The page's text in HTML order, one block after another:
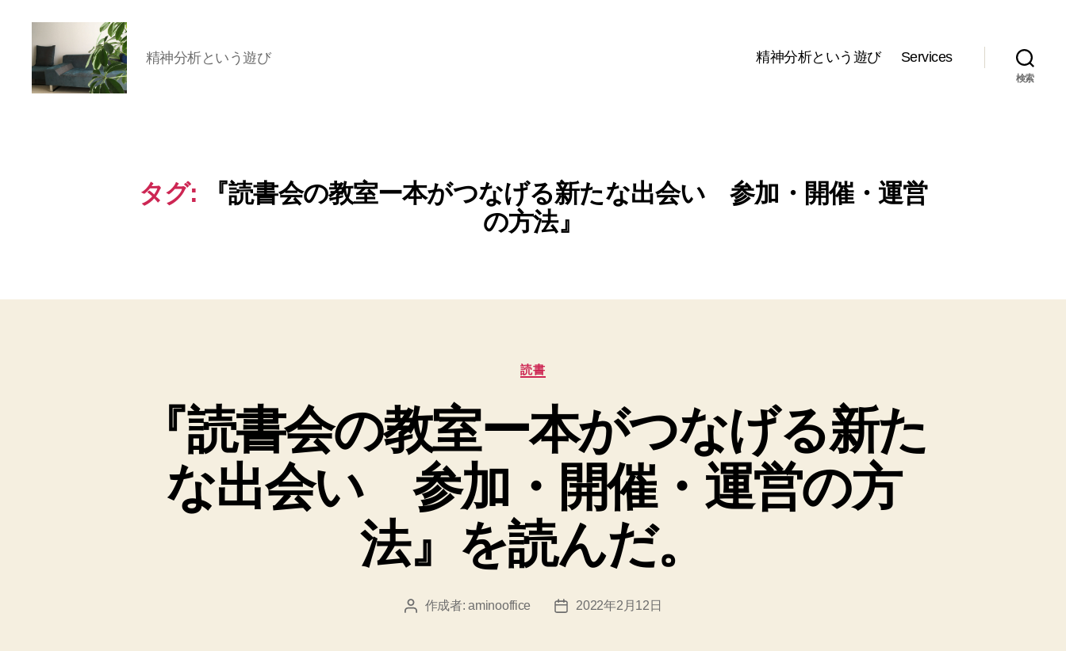
精神分析という遊び 精神分析という遊び Services
検索
タグ:
『読書会の教室ー本がつなげる新たな出会い 参加・開催・運営
の方法』
カ
テ
リ
ー
読書
『読書会の教室ー本がつなげる新た
な出会い 参加・開催・運営の方
法』を読んだ。
投 作成者:aminooffice
投
2022年2月12日